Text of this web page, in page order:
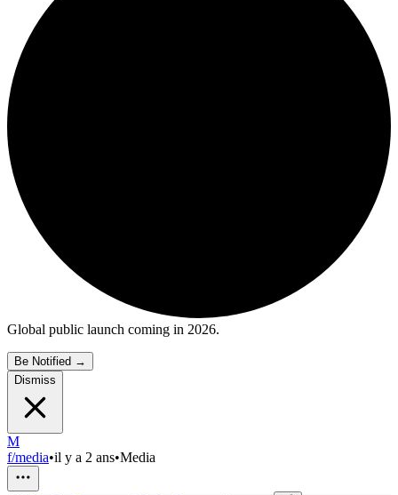
Global public launch coming in 2026.
Be Notified →
Dismiss
M
f/media•il y a 2 ans•Media